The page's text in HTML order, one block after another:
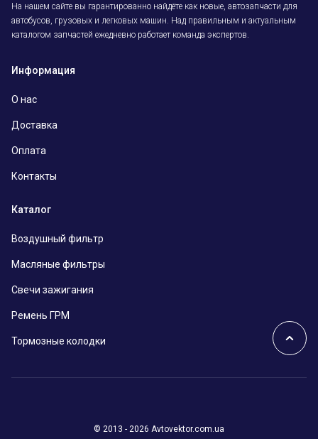
На нашем сайте вы гарантированно найдёте как новые, автозапчасти для
автобусов, грузовых и легковых машин. Над правильным и актуальным
каталогом запчастей ежедневно работает команда экспертов.
Информация
О нас
Доставка
Оплата
Контакты
Каталог
Воздушный фильтр
Масляные фильтры
Свечи зажигания
Ремень ГРМ
Тормозные колодки
© 2013 - 2026 Avtovektor.com.ua